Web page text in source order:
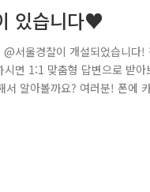
있습니다♥
서울경찰이 개설되었습니다
면 1:1 맞춤형 답변으로 받
알아볼까요? 여러분! 폰에
추가를 해주셔야 하는데요!
돌이가 보이시죠? 친구추가